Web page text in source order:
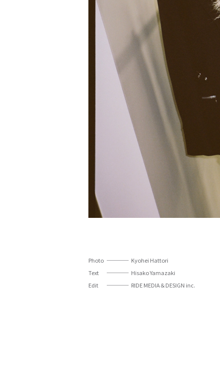
Photo
Kyohei Hattori
Text
Hisako Yamazaki
Edit
RIDE MEDIA＆DESIGN inc.